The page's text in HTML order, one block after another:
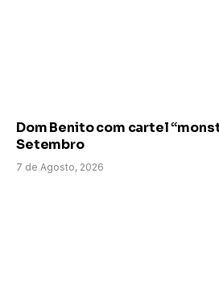
Dom Benito com cartel
Setembro
7 de Agosto, 2026